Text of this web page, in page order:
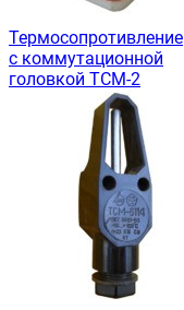
Термосопротивление
с коммутационной
головкой ТСМ-2